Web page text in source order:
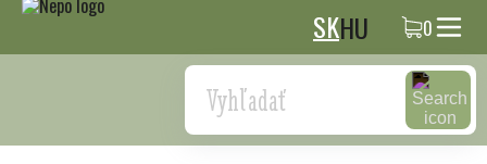
SKHU 0
Search